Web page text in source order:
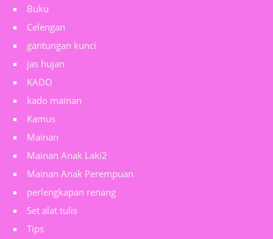
Buku
Celengan
gantungan kunci
jas hujan
KADO
kado mainan
Kamus
Mainan
Mainan Anak Laki2
Mainan Anak Perempuan
perlengkapan renang
Set alat tulis
Tips